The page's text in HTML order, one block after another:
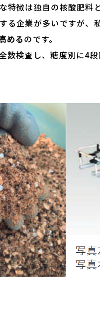
特徴は独自の核酸肥料
る企業が多いですが、
めるのです。
検査し、糖度別に4段